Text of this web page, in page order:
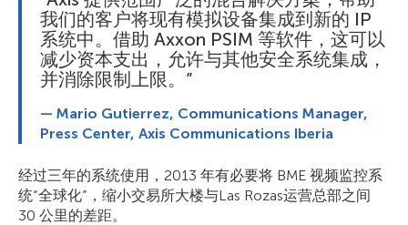
我们的客户将现有模拟设备集成到新的 IP
系统中。借助 Axxon PSIM 等软件，这可以
减少资本支出，允许与其他安全系统集成，
并消除限制上限。”
— Mario Gutierrez, Communications Manager,
Press Center, Axis Communications Iberia
经过三年的系统使用，2013 年有必要将 BME 视频监控系
统“全球化”，缩小交易所大楼与Las Rozas运营总部之间
30 公里的差距。